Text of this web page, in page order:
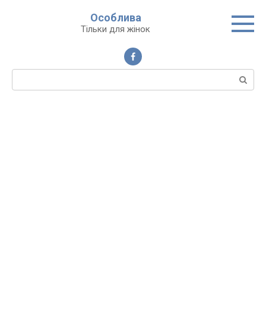
Особлива
Тільки для жінок
Пошук: